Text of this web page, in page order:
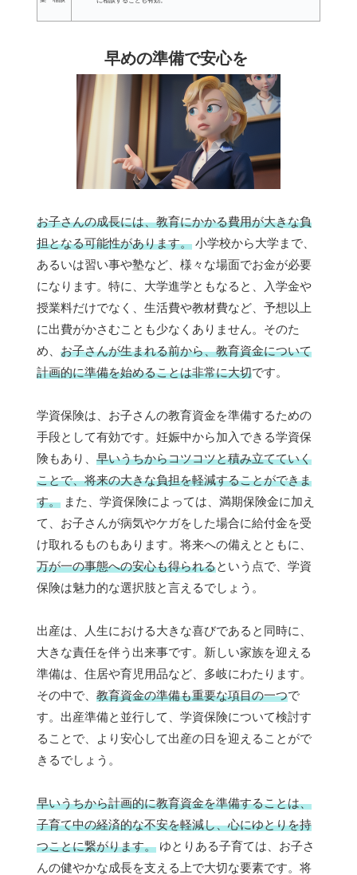
早めの準備で安心を
お子さんの成長には、教育にかかる費用が大きな負
担となる可能性があります。 小学校から大学まで、
あるいは習い事や塾など、様々な場面でお金が必要
になります。特に、大学進学ともなると、入学金や
授業料だけでなく、生活費や教材費など、予想以上
に出費がかさむことも少なくありません。そのた
め、 お子さんが生まれる前から、教育資金について
計画的に準備を始めることは非常に大切です。
学資保険は、お子さんの教育資金を準備するための
手段として有効です。妊娠中から加入できる学資保
険もあり、 早いうちからコツコツと積み立てていく
ことで、将来の大きな負担を軽減することができま
す。 また、学資保険によっては、満期保険金に加え
て、お子さんが病気やケガをした場合に給付金を受
け取れるものもあります。将来への備えとともに、
万が一の事態への安心も得られるという点で、学資
保険は魅力的な選択肢と言えるでしょう。
出産は、人生における大きな喜びであると同時に、
大きな責任を伴う出来事です。新しい家族を迎える
準備は、住居や育児用品など、多岐にわたります。
その中で、 教育資金の準備も重要な項目の一つで
す。出産準備と並行して、学資保険について検討す
ることで、より安心して出産の日を迎えることがで
きるでしょう。
早いうちから計画的に教育資金を準備することは、
子育て中の経済的な不安を軽減し、心にゆとりを持
つことに繋がります。 ゆとりある子育ては、お子さ
んの健やかな成長を支える上で大切な要素です。将